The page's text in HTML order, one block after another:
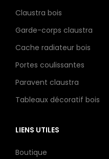
Claustra bois
Garde-corps claustra
Cache radiateur bois
Portes coulissantes
Paravent claustra
Tableaux décoratif bois
LIENS UTILES
Boutique